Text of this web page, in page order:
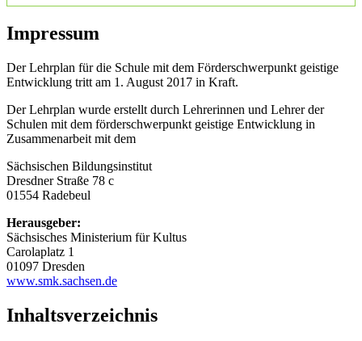
Impressum
Der Lehrplan für die Schule mit dem Förderschwerpunkt geistige
Entwicklung tritt am 1. August 2017 in Kraft.
Der Lehrplan wurde erstellt durch Lehrerinnen und Lehrer der
Schulen mit dem förderschwerpunkt geistige Entwicklung in
Zusammenarbeit mit dem
Sächsischen Bildungsinstitut
Dresdner Straße 78 c
01554 Radebeul
Herausgeber:
Sächsisches Ministerium für Kultus
Carolaplatz 1
01097 Dresden
www.smk.sachsen.de
Inhaltsverzeichnis